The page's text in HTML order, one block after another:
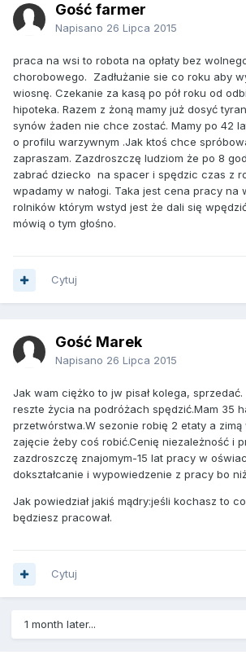
Gość farmer
Napisano 26 Lipca 2015
praca na wsi to robota na opłaty bez
chorobowego. Zadłużanie sie co roku aby
wiosnę. Czekanie za kasą po pół roku od
hipoteka. Razem z żoną mamy już dosyć
synów żaden nie chce zostać. Mamy po 42
o profilu warzywnym .Jak ktoś chce
zapraszam. Zazdroszczę ludziom że po 8
zabrać dziecko na spacer i spędzic czas z
wpadamy w nałogi. Taka jest cena pracy na
rolników którym wstyd jest że dali się
mówią o tym głośno.
Cytuj
Gość Marek
Napisano 26 Lipca 2015
Jak wam ciężko to jw pisał kolega, sprzedać.
reszte życia na podróżach spędzić.Mam 35
przetwórstwa.W sezonie robię 2 etaty a zimą
zajęcie żeby coś robić.Cenię niezależność i
zazdroszczę znajomym-15 lat pracy w
dokształcanie i wypowiedzenie z pracy bo
Jak powiedział jakiś mądry:jeśli kochasz to
będziesz pracował.
Cytuj
1 month later...